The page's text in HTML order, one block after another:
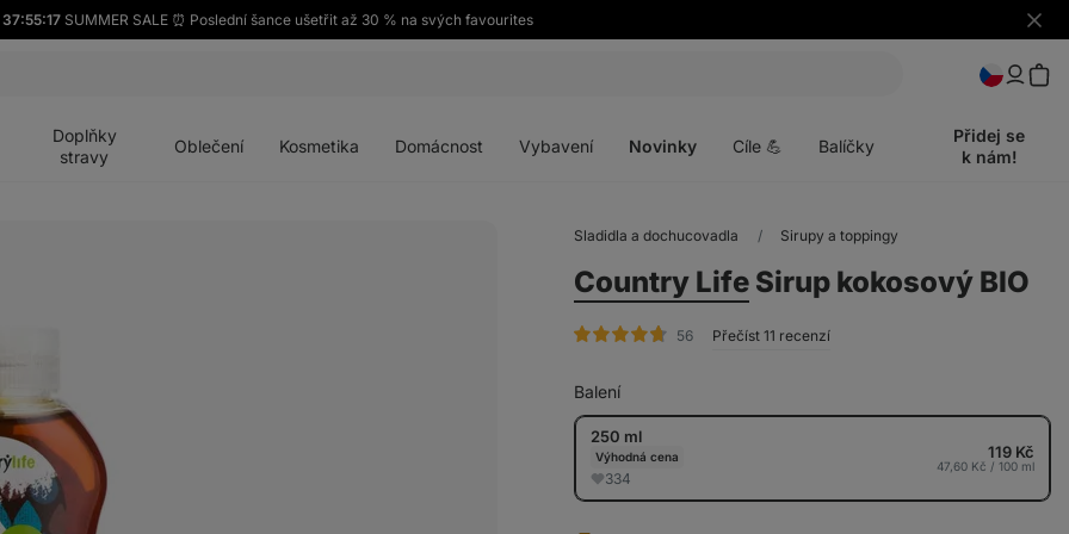
37:55:16 SUMMER SALE ⏰ Poslední šance ušetřit až 30 % na svých favourites
Skrýt
Doplňky
stravy
Oblečení Kosmetika Domácnost Vybavení Novinky Cíle 💪 Balíčky
Přidej se
k nám!
Sladidla a dochucovadla Sirupy a toppingy
Country Life Sirup kokosový BIO
56hodnocení
Přečíst 11 recenzí
Balení
250 ml
Výhodná cena
334
119 Kč
47,60 Kč / 100 ml